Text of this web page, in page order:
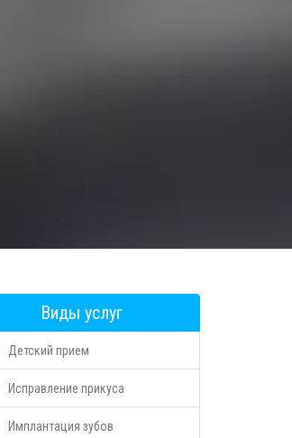
Виды услуг
Детский прием
Исправление прикуса
Имплантация зубов